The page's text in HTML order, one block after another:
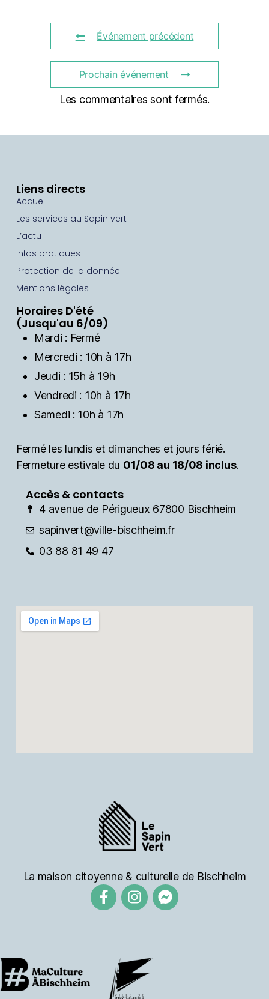
Événement précédent
Prochain événement
Les commentaires sont fermés.
La maison citoyenne & culturelle de Bischheim
Liens directs
Accueil
Les services au Sapin vert
L’actu
Infos pratiques
Protection de la donnée
Mentions légales
Horaires D'été
(Jusqu'au 6/09)
Mardi : Fermé
Mercredi : 10h à 17h
Jeudi : 15h à 19h
Vendredi : 10h à 17h
Samedi : 10h à 17h
Fermé les lundis et dimanches et jours férié.
Fermeture estivale du 01/08 au 18/08 inclus.
Accès & contacts
4 avenue de Périgueux 67800 Bischheim
sapinvert@ville-bischheim.fr
03 88 81 49 47